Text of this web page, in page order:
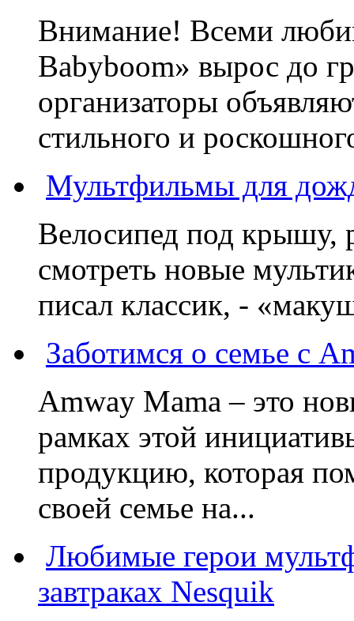
Внимание! Всеми
Babyboom» вырос до
организаторы
стильного и
Мультфильмы для
Велосипед под крышу,
смотреть новые
писал классик, -
Заботимся о семье с
Amway Mama – это
рамках этой
продукцию, которая
своей семье на...
Любимые герои
завтраках Nesquik